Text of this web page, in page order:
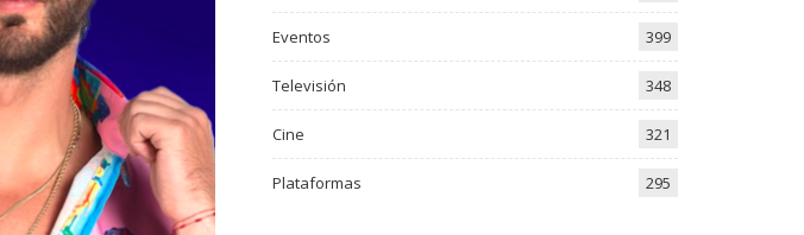
Eventos 399
Televisión 348
Cine 321
Plataformas 295